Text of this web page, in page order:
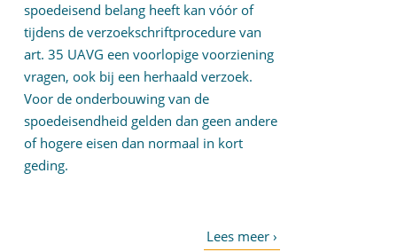
spoedeisend belang heeft kan vóór of
tijdens de verzoekschriftprocedure van
art. 35 UAVG een voorlopige voorziening
vragen, ook bij een herhaald verzoek.
Voor de onderbouwing van de
spoedeisendheid gelden dan geen andere
of hogere eisen dan normaal in kort
geding.